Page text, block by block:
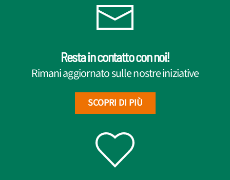
Resta in contatto con noi!
Rimani aggiornato sulle nostre iniziative
SCOPRI DI PIÙ